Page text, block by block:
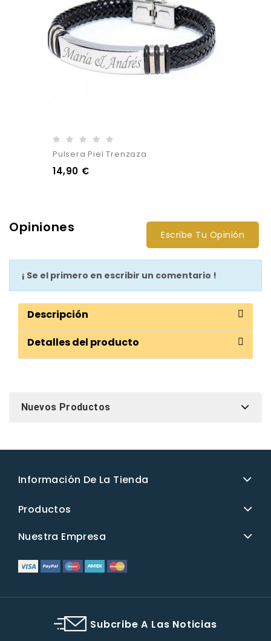
Pulsera Piel Trenzaza
14,90 €
Opiniones Escribe Tu Opinión
¡ Se el primero en escribir un comentario !
Descripción
Detalles del producto
Nuevos Productos
Información De La Tienda
Productos
Nuestra Empresa
Subcribe A Las Noticias